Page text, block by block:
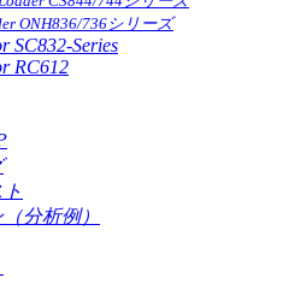
ONH836/736シリーズ
SC832-Series
RC612
分析例）